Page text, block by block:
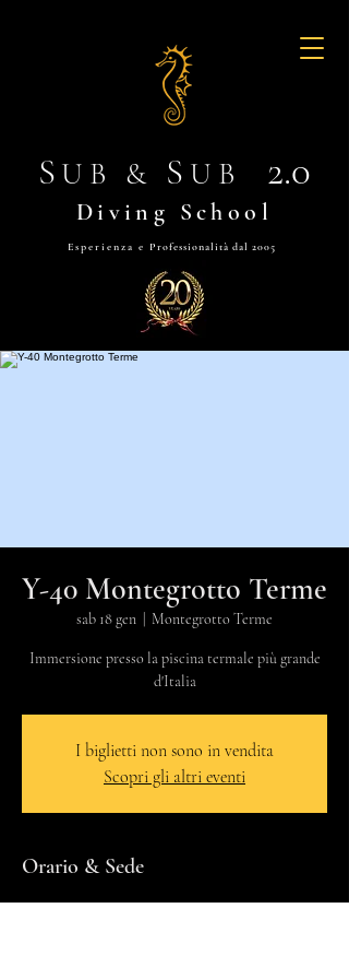
S UB & S UB 2.0
Diving School
Esperienza e Professionalità dal 2005
Y-40 Montegrotto Terme
sab 18 gen Montegrotto Terme
Immersione presso la piscina termale più grande
d'Italia
I biglietti non sono in vendita
Scopri gli altri eventi
Orario & Sede
18 gen 2025, 09:30 – 14:00